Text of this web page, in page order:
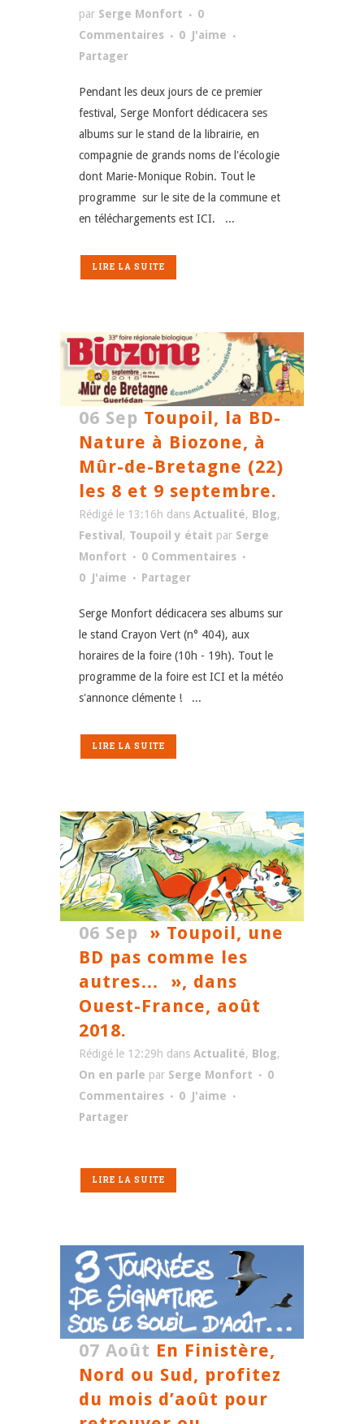
par Serge Monfort
0
Commentaires
0 J'aime
Partager
Pendant les deux jours de ce premier
festival, Serge Monfort dédicacera ses
albums sur le stand de la librairie, en
compagnie de grands noms de l'écologie
dont Marie-Monique Robin. Tout le
programme sur le site de la commune et
en téléchargements est ICI. ...
LIRE LA SUITE
06 Sep Toupoil, la BD-
Nature à Biozone, à
Mûr-de-Bretagne (22)
les 8 et 9 septembre.
Rédigé le 13:16h dans Actualité, Blog,
Festival , Toupoil y était par Serge
Monfort
0 Commentaires
0 J'aime Partager
Serge Monfort dédicacera ses albums sur
le stand Crayon Vert (n° 404), aux
horaires de la foire (10h - 19h). Tout le
programme de la foire est ICI et la météo
s'annonce clémente ! ...
LIRE LA SUITE
06 Sep
» Toupoil, une
BD pas comme les
autres… », dans
Ouest-France, août
2018.
Rédigé le 12:29h dans Actualité, Blog,
On en parle par Serge Monfort
0
Commentaires
0 J'aime
Partager
LIRE LA SUITE
07 Août En Finistère,
Nord ou Sud, profitez
du mois d’août pour